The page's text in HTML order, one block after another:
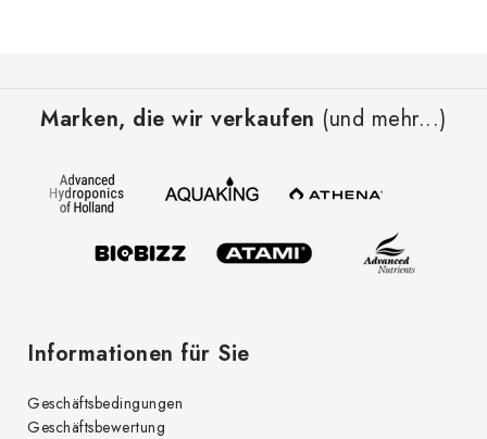
Marken, die wir verkaufen (und mehr...)
Informationen für Sie
Geschäftsbedingungen
Geschäftsbewertung